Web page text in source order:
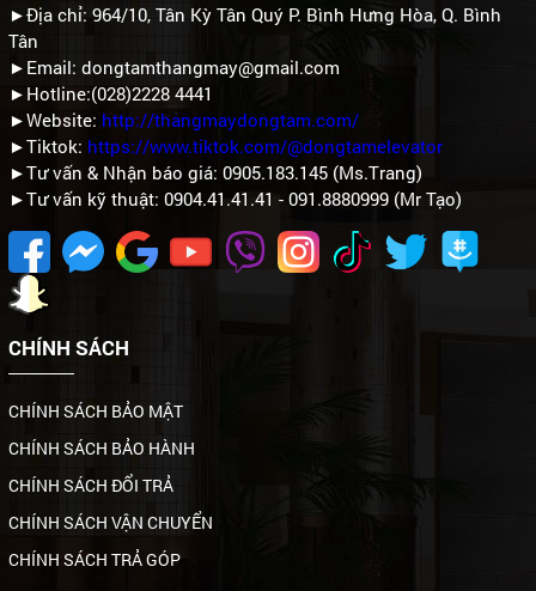
►Địa chỉ: 964/10, Tân Kỳ Tân Quý P. Bình Hưng Hòa, Q. Bình
Tân
►Email: dongtamthangmay@gmail.com
►Hotline:(028)2228 4441
►Website: http://thangmaydongtam.com/
►Tiktok: https://www.tiktok.com/@dongtamelevator
►Tư vấn & Nhận báo giá: 0905.183.145 (Ms.Trang)
►Tư vấn kỹ thuật: 0904.41.41.41 - 091.8880999 (Mr Tạo)
CHÍNH SÁCH
CHÍNH SÁCH BẢO MẬT
CHÍNH SÁCH BẢO HÀNH
CHÍNH SÁCH ĐỔI TRẢ
CHÍNH SÁCH VẬN CHUYỂN
CHÍNH SÁCH TRẢ GÓP